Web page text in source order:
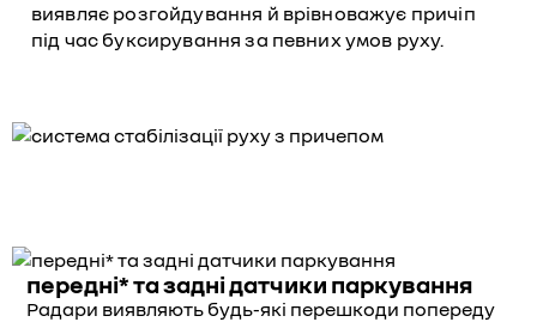
виявляє розгойдування й врівноважує причіп
під час буксирування за певних умов руху.
передні* та задні датчики паркування
Радари виявляють будь-які перешкоди попереду